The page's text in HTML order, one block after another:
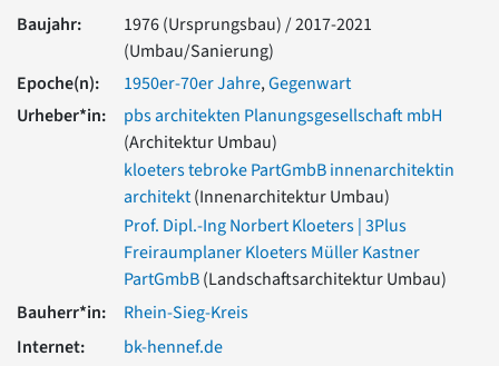
Romanik
Vorromanik
Römische Antike
Über uns
Über baukunst-nrw
Fachbeirat
Freunde & Förderer
Impressum
Datenschutz
Suchbegriff eingeben
Baujahr:
1976 (Ursprungsbau) / 2017-2021
(Umbau/Sanierung)
Epoche(n):
1950er-70er Jahre,Gegenwart
Urheber*in:
pbs architekten Planungsgesellschaft mbH
(Architektur Umbau)
kloeters tebroke PartGmbB innenarchitektin
architekt(Innenarchitektur Umbau)
Prof. Dipl.-Ing Norbert Kloeters | 3Plus
Freiraumplaner Kloeters Müller Kastner
PartGmbB(Landschaftsarchitektur Umbau)
Bauherr*in:
Rhein-Sieg-Kreis
Internet:
bk-hennef.de